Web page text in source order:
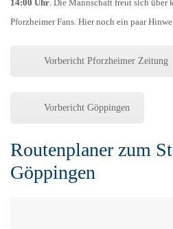
14:00 Uhr. Die Mannschaft freut sich über
Pforzheimer Fans. Hier noch ein paar
Vorbericht Pforzheimer Zeitung
Vorbericht Göppingen
Routenplaner zum
Göppingen